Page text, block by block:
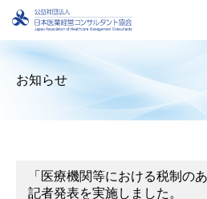
お知らせ
「医療機関等における税制の
記者発表を実施しました。